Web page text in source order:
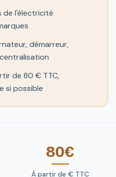
de l'électricité
démarreur,
de 80 € TTC,
si possible
80€
À partir de € TTC